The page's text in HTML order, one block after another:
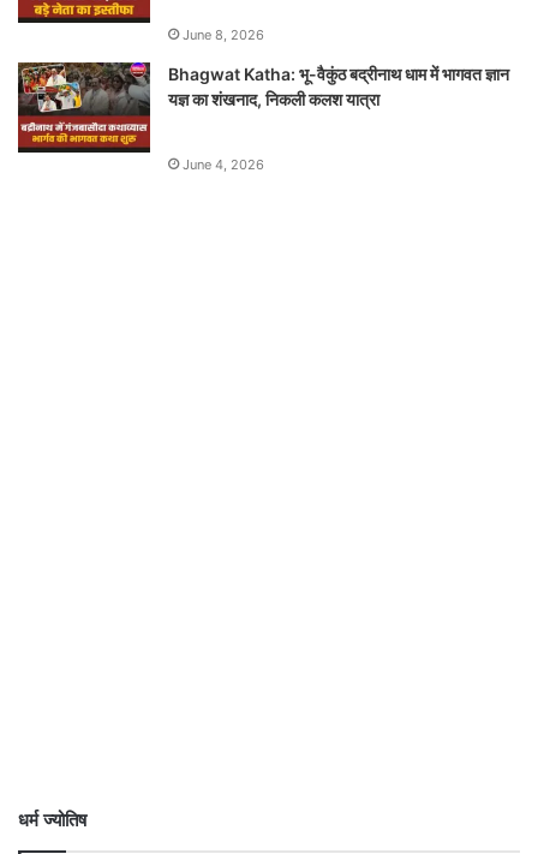
June 8, 2026
Bhagwat Katha: भू-वैकुंठ बद्रीनाथ धाम में भागवत ज्ञान
यज्ञ का शंखनाद, निकली कलश यात्रा
June 4, 2026
धर्म ज्योतिष